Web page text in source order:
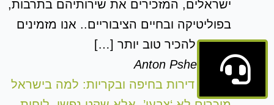
ישראלים, המזכירים את שירותיהם בתרבות,
בפוליטיקה ובחיים הציבוריים.. אנו מזמינים
אתכם להכיר טוב יותר […]
Anton Pshedinsky
צביעת דירות בחיפה ובקריות: למה בישראל